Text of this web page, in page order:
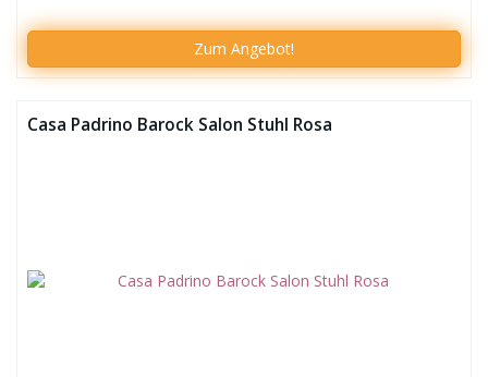
Zum Angebot!
Casa Padrino Barock Salon Stuhl Rosa